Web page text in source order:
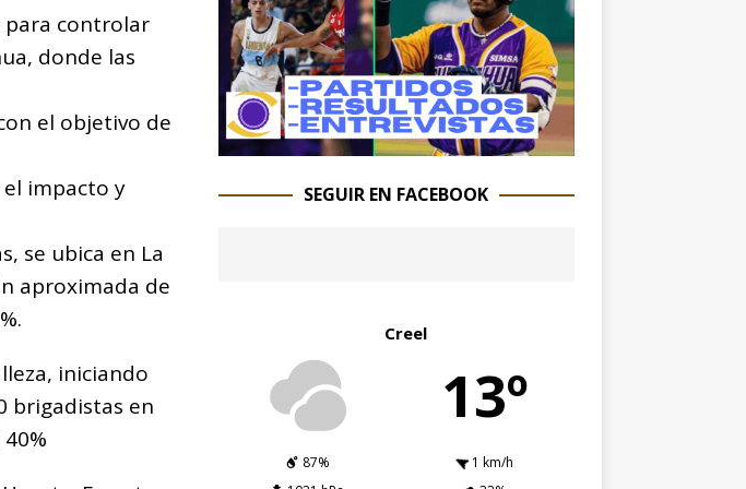
para controlar
donde las
el objetivo de
impacto y
se ubica en La
aproximada de
iniciando
brigadistas en
SEGUIR EN FACEBOOK
Creel
13º
87%
1 km/h